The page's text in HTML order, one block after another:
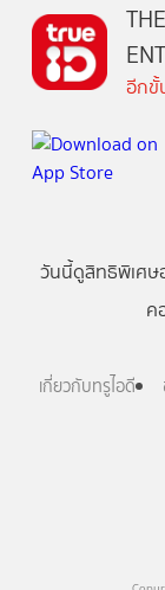
อีกขั้
วันนี้ดูสิทธิพิเศษ
ค
เกี่ยวกับทรูไอดี